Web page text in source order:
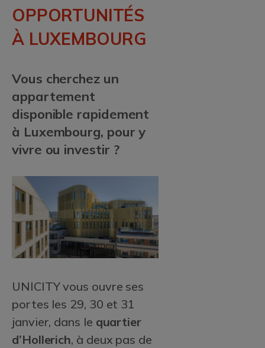
OPPORTUNITÉS
À LUXEMBOURG
Vous cherchez un
appartement
disponible rapidement
à Luxembourg, pour y
vivre ou investir ?
UNICITY vous ouvre ses
portes les 29, 30 et 31
janvier, dans le quartier
d’Hollerich, à deux pas de